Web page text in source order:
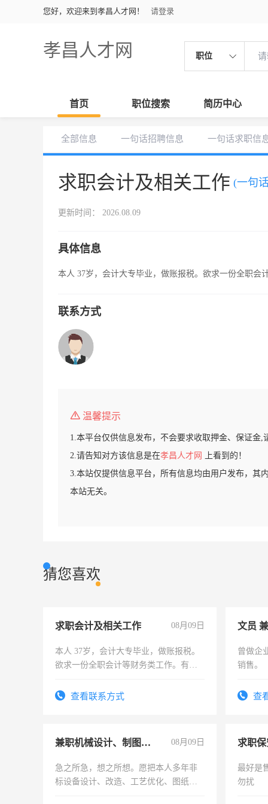
您好，欢迎来到孝昌人才网！ 请登录
孝昌人才网 职位
首页 职位搜索 简历中心
全部信息 一句话招聘信息 一句话求职信
求职会计及相关工作 (一句
更新时间： 2026.08.09
具体信息
本人 37岁，会计大专毕业，做账报税。欲求一份全职会
联系方式
温馨提示
1.本平台仅供信息发布，不会要求收取押金、保证金,
2.请告知对方该信息是在孝昌人才网
上看到的！
3.本站仅提供信息平台，所有信息均由用户发布，其
本站无关。
猜您喜欢
求职会计及相关工作 08月09日
本人 37岁，会计大专毕业，做账报税。
欲求一份全职会计等财务类工作。有会
查看联系方式
文员
曾做企
销售。
查
兼职机械设计、制图、设备改造 08月09日
急之所急，想之所想。愿把本人多年非
标设备设计、改造、工艺优化、图纸制
求职保
最好是
勿扰